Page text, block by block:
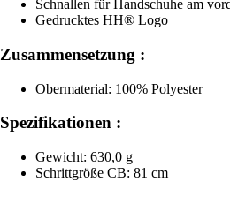
Schnallen für Handschuhe am
Gedrucktes HH® Logo
Zusammensetzung :
Obermaterial: 100% Polyester
Spezifikationen :
Gewicht: 630,0 g
Schrittgröße CB: 81 cm